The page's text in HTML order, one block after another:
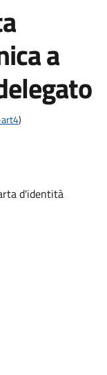
a
)
d'identità